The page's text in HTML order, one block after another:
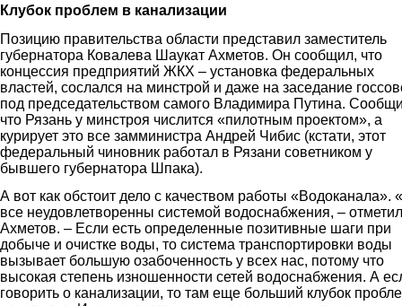
Клубок проблем в канализации
Позицию правительства области представил заместитель
губернатора Ковалева Шаукат Ахметов. Он сообщил, что
концессия предприятий ЖКХ – установка федеральных
властей, сослался на минстрой и даже на заседание
под председательством самого Владимира Путина.
что Рязань у минстроя числится «пилотным проектом», а
курирует это все замминистра Андрей Чибис (кстати, этот
федеральный чиновник работал в Рязани советником у
бывшего губернатора Шпака).
А вот как обстоит дело с качеством работы «Водоканала».
все неудовлетворенны системой водоснабжения, – отметил
Ахметов. – Если есть определенные позитивные шаги при
добыче и очистке воды, то система транспортировки воды
вызывает большую озабоченность у всех нас, потому что
высокая степень изношенности сетей водоснабжения. А
говорить о канализации, то там еще больший клубок